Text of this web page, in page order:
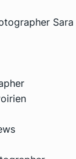
Sara